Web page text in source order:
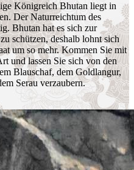
Königreich Bhutan liegt in
Der Naturreichtum des
Bhutan hat es sich zur
schützen, deshalb lohnt sich
um so mehr. Kommen Sie mit
und lassen Sie sich von den
Blauschaf, dem Goldlangur,
Serau verzaubern.